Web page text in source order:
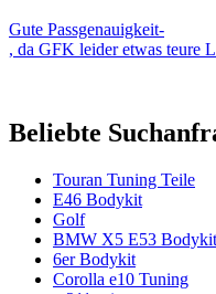
Gute Passgenauigkeit-
, da GFK leider etwas teure
Beliebte
Touran Tuning Teile
E46 Bodykit
Golf
BMW X5 E53 Bodykit
6er Bodykit
Corolla e10 Tuning